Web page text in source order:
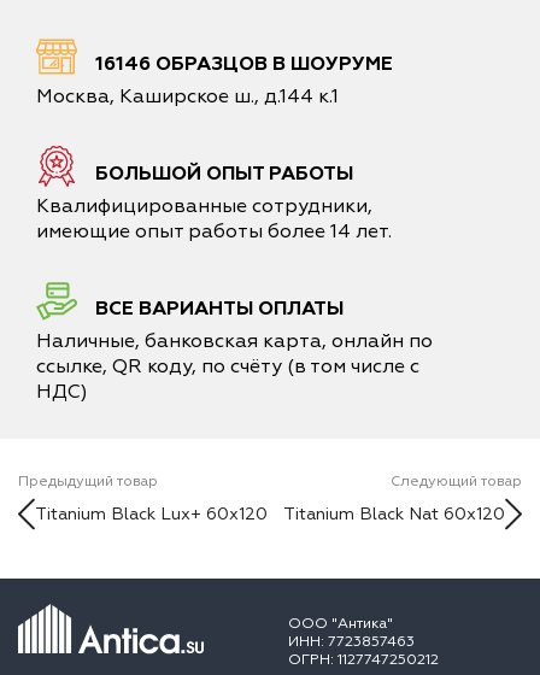
16146 ОБРАЗЦОВ В ШОУРУМЕ
Москва, Каширское ш., д.144 к.1
БОЛЬШОЙ ОПЫТ РАБОТЫ
Квалифицированные сотрудники,
имеющие опыт работы более 14 лет.
ВСЕ ВАРИАНТЫ ОПЛАТЫ
Наличные, банковская карта, онлайн по
ссылке, QR коду, по счёту (в том числе с
НДС)
Предыдущий товар
Titanium Black Lux+ 60x120
Следующий товар
Titanium Black Nat 60x120
ООО "Антика"
ИНН: 7723857463
ОГРН: 1127747250212